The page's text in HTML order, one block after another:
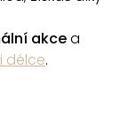
akcea
délce.